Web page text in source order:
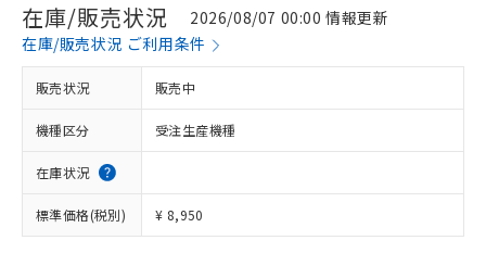
在庫/販売状況
2026/08/07 00:00 情報更新
在庫/販売状況 ご利用条件
販売状況 販売中
機種区分 受注生産機種
在庫状況
標準価格(税別) ¥ 8,950